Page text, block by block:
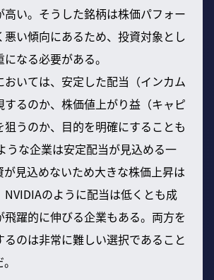
高い。そうした銘柄は株価パフォー
悪い傾向にあるため、投資対象とし
なる必要がある。
おいては、安定した配当（インカム
するのか、株価値上がり益（キャピ
狙うのか、目的を明確にすることも
うな企業は安定配当が見込める一
見込めないため大きな株価上昇は
のように配当は低くとも成
躍的に伸びる企業もある。両方を
るのは非常に難しい選択であること